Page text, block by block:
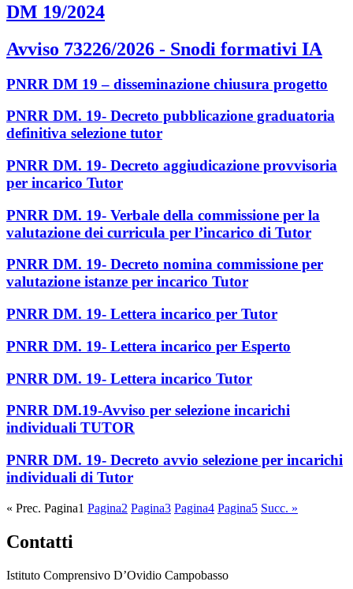
DM 19/2024
Avviso 73226/2026 - Snodi formativi IA
PNRR DM 19 – disseminazione chiusura progetto
PNRR DM. 19- Decreto pubblicazione graduatoria
definitiva selezione tutor
PNRR DM. 19- Decreto aggiudicazione provvisoria
per incarico Tutor
PNRR DM. 19- Verbale della commissione per la
valutazione dei curricula per l’incarico di Tutor
PNRR DM. 19- Decreto nomina commissione per
valutazione istanze per incarico Tutor
PNRR DM. 19- Lettera incarico per Tutor
PNRR DM. 19- Lettera incarico per Esperto
PNRR DM. 19- Lettera incarico Tutor
PNRR DM.19-Avviso per selezione incarichi
individuali TUTOR
PNRR DM. 19- Decreto avvio selezione per incarichi
individuali di Tutor
« Prec. Pagina1 Pagina2 Pagina3 Pagina4 Pagina5 Succ. »
Contatti
Istituto Comprensivo D’Ovidio Campobasso